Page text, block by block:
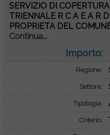
SERVIZIO DI
TRIENNALE R C A E A R
PROPRIETA DEL
Continua...
Importo:
Regione:
Settore:
Tipologia:
Criterio: